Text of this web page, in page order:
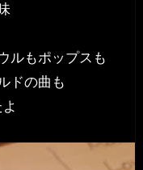
ルもポップスも
ドの曲も